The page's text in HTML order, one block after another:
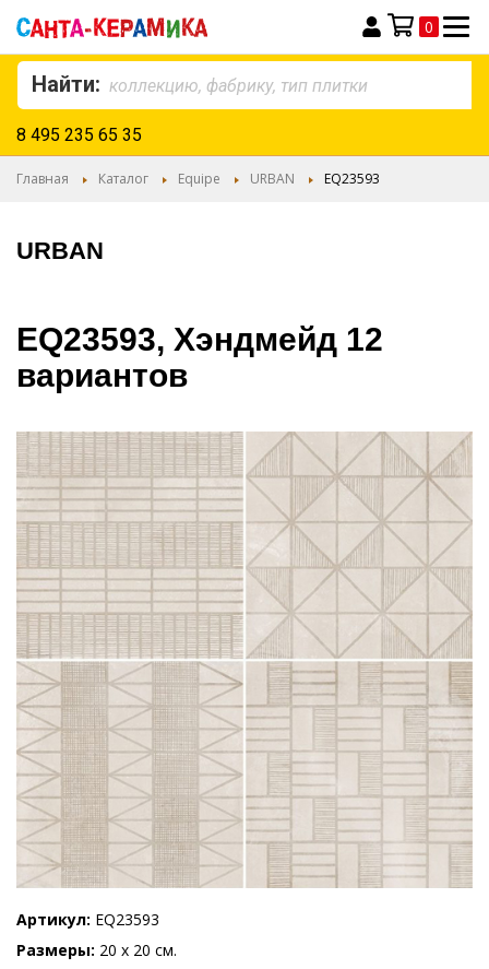
Моя корзина
0
Найти:
8 495 235 65 35
Главная Каталог Equipe URBAN EQ23593
URBAN
EQ23593, Хэндмейд 12
вариантов
Артикул EQ23593
Размеры 20 x 20 см.